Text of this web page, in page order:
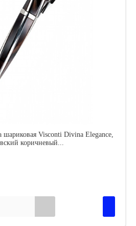
шариковая Visconti Divina Elegance,
коричневый...